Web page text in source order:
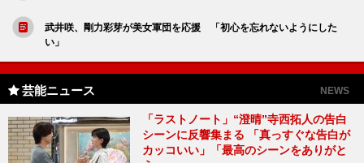
武井咲、剛力彩芽が美女軍団を応援 「初心を忘れないようにした
い」
芸能ニュース NEWS
「ラストノート」“澄晴”寺西拓人の告白
シーンに反響集まる 「真っすぐな告白が
カッコいい」「最高のシーンをありがと